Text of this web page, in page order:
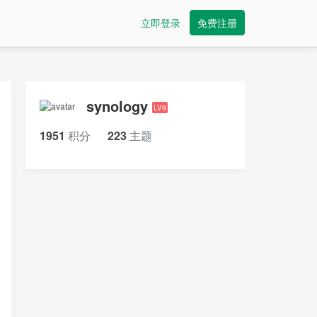
立即登录 免费注册
synology LV9
1951 积分 223 主题